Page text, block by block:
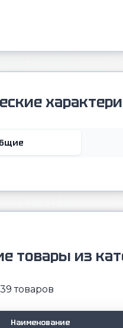
товары из
товаров
Наименование